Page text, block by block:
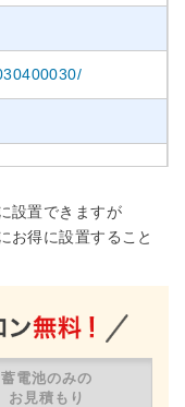
設置できますが
お得に設置すること
蓄電池のみの
お見積もり